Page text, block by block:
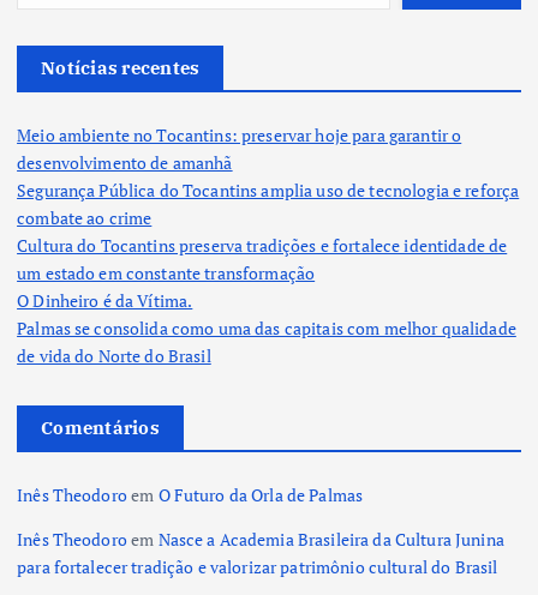
Notícias recentes
Meio ambiente no Tocantins: preservar hoje para garantir o
desenvolvimento de amanhã
Segurança Pública do Tocantins amplia uso de tecnologia e reforça
combate ao crime
Cultura do Tocantins preserva tradições e fortalece identidade de
um estado em constante transformação
O Dinheiro é da Vítima.
Palmas se consolida como uma das capitais com melhor qualidade
de vida do Norte do Brasil
Comentários
Inês Theodoroem O Futuro da Orla de Palmas
Inês Theodoroem Nasce a Academia Brasileira da Cultura Junina
para fortalecer tradição e valorizar patrimônio cultural do Brasil